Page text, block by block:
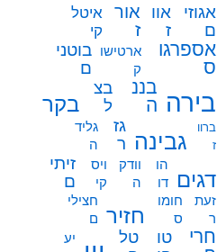
אגוזי
ם
אוו
ז
אור
ז
איטל
קי
אספרגו
ס
ארטישו
ק
בוטני
ם
בירה
בננ
ה
בצ
ל
בקר
ברוו
ז
גבינה
גז
ר
גליד
ה
דגים
הו
דו
וודק
ה
ויס
קי
זיתי
ם
זעת
ר
חומו
ס
חזיר
חצילי
ם
חרי
טו
טל
יע